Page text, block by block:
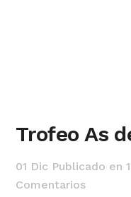
Trofeo As
01 Dic Publicado en
Comentarios